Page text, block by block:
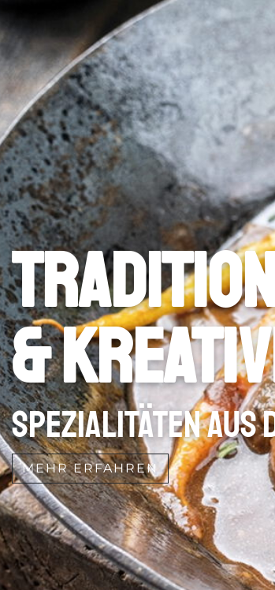
&
Spezialitäten aus
MEHR ERFAHREN